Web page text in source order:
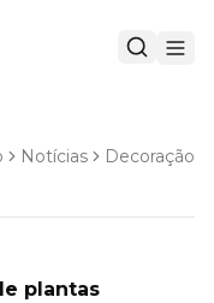
Notícias Decoração
plantas